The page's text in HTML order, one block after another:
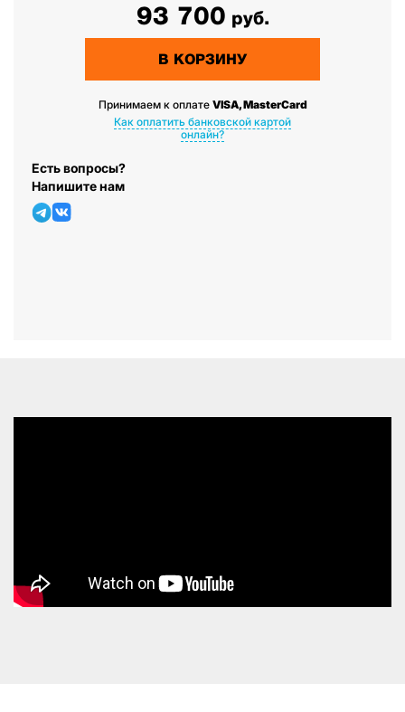
93 700 руб.
В КОРЗИНУ
Принимаем к оплате VISA, MasterCard
Как оплатить банковской картой
онлайн?
Есть вопросы?
Напишите нам